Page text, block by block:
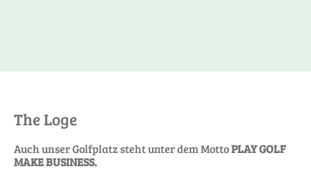
The Loge
Auch unser Golfplatz steht unter dem MottoPLAY GOLF
MAKE BUSINESS.